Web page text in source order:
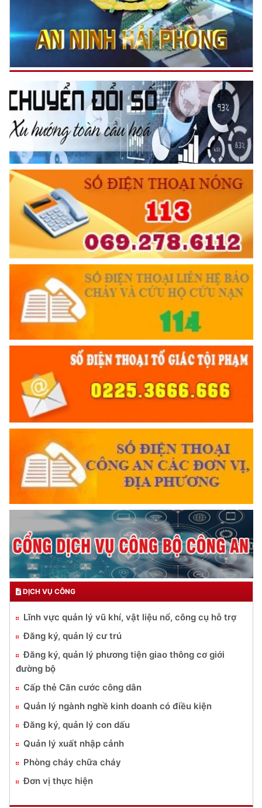
DỊCH VỤ CÔNG
Lĩnh vực quản lý vũ khí, vật liệu nổ, công cụ hỗ trợ
Đăng ký, quản lý cư trú
Đăng ký, quản lý phương tiện giao thông cơ giới
đường bộ
Cấp thẻ Căn cước công dân
Quản lý ngành nghề kinh doanh có điều kiện
Đăng ký, quản lý con dấu
Quản lý xuất nhập cảnh
Phòng cháy chữa cháy
Đơn vị thực hiện